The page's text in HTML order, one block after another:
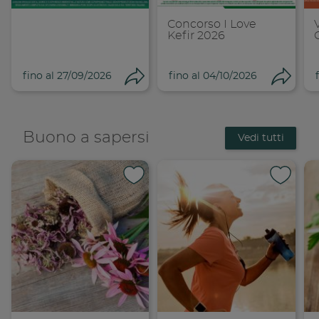
fino al 27/09/2026
Condividi su
Copia link
Concorso I Love
Kefir 2026
fino al 04/10/2026
Buono a sapersi Vedi tutti